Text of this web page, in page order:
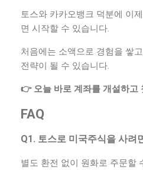
토스와 카카오뱅크 덕분에 이
면 시작할 수 있습니다.
처음에는 소액으로 경험을 쌓
전략이 될 수 있습니다.
👉 오늘 바로 계좌를 개설하고
FAQ
Q1. 토스로 미국주식을 사려
별도 환전 없이 원화로 주문할